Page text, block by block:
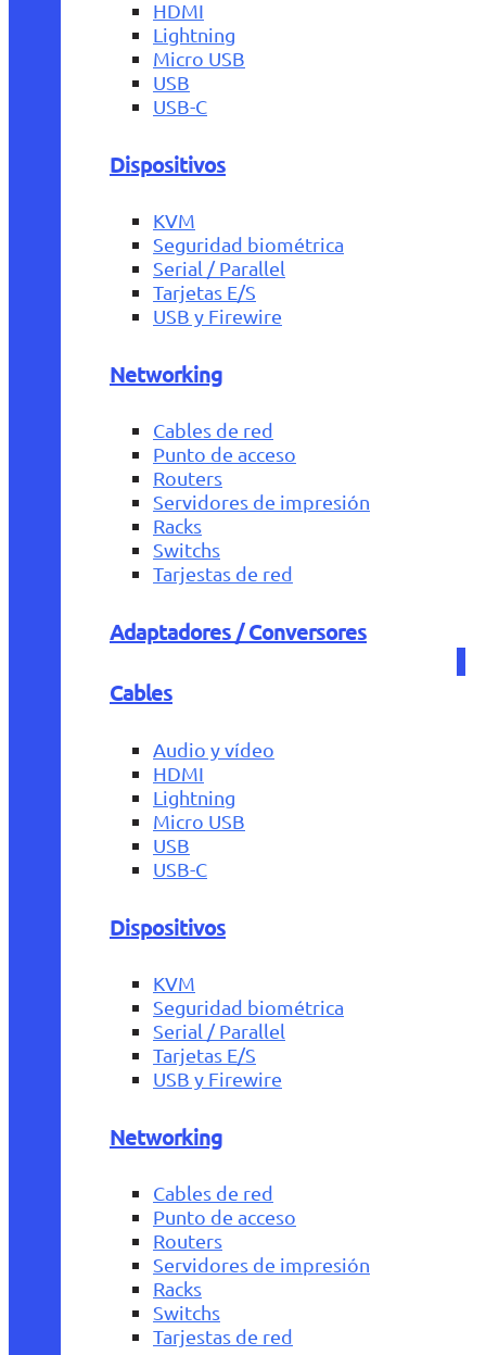
HDMI
Lightning
Micro USB
USB
USB-C
Dispositivos
KVM
Seguridad biométrica
Serial / Parallel
Tarjetas E/S
USB y Firewire
Networking
Cables de red
Punto de acceso
Routers
Servidores de impresión
Racks
Switchs
Tarjestas de red
Adaptadores / Conversores
Cables
Audio y vídeo
HDMI
Lightning
Micro USB
USB
USB-C
Dispositivos
KVM
Seguridad biométrica
Serial / Parallel
Tarjetas E/S
USB y Firewire
Networking
Cables de red
Punto de acceso
Routers
Servidores de impresión
Racks
Switchs
Tarjestas de red